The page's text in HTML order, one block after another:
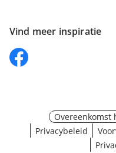
Vind meer inspiratie
Overeenkomst
Privacybeleid